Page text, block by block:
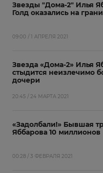
Звезды "Дома-2" Илья
Голд оказались на
09:00 / 1 АПРЕЛЯ 2021
Звезда «Дома-2» Илья
стыдится неизлечимо
дочери
20:45 / 24 МАРТА 2021
«Задолбали!» Бывшая
Яббарова 10 миллионов
00:28 / 3 ФЕВРАЛЯ 2021